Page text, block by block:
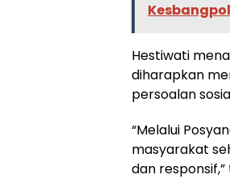
Kesbangpol
Hestiwati
diharapkan
persoalan
“Melalui
masyarakat
dan